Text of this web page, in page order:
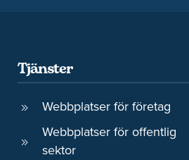
Tjänster
Webbplatser för företag
Webbplatser för offentlig
sektor